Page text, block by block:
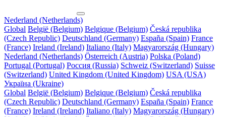
Nederland (Netherlands)
Global België (Belgium) Belgique (Belgium) Česká republika
(Czech Republic) Deutschland (Germany) España (Spain) France
(France) Ireland (Ireland) Italiano (Italy) Magyarország (Hungary)
Nederland (Netherlands) Österreich (Austria) Polska (Poland)
Portugal (Portugal) Россия (Russia) Schweiz (Switzerland) Suisse
(Switzerland) United Kingdom (United Kingdom) USA (USA)
Україна (Ukraine)
Global België (Belgium) Belgique (Belgium) Česká republika
(Czech Republic) Deutschland (Germany) España (Spain) France
(France) Ireland (Ireland) Italiano (Italy) Magyarország (Hungary)